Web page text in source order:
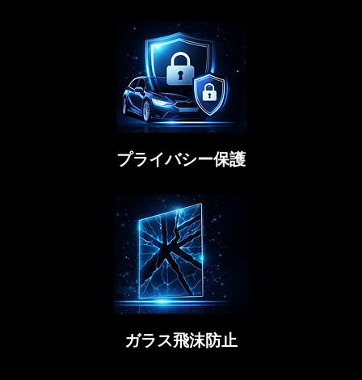
プライバシー保護
ガラス飛沫防止